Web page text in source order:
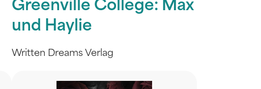
Greenville College: Max
und Haylie
Written Dreams Verlag